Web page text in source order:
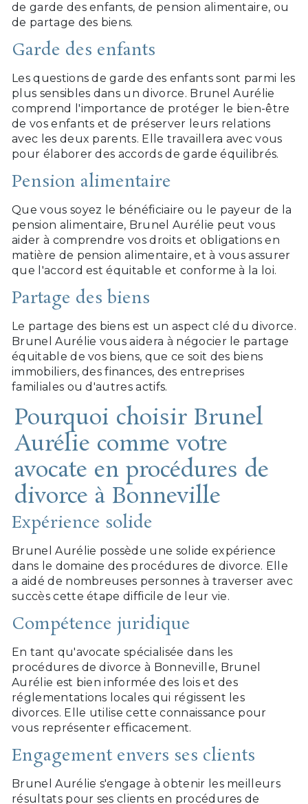
de garde des enfants, de pension alimentaire, ou
de partage des biens.
Garde des enfants
Les questions de garde des enfants sont parmi les
plus sensibles dans un divorce. Brunel Aurélie
comprend l'importance de protéger le bien-être
de vos enfants et de préserver leurs relations
avec les deux parents. Elle travaillera avec vous
pour élaborer des accords de garde équilibrés.
Pension alimentaire
Que vous soyez le bénéficiaire ou le payeur de la
pension alimentaire, Brunel Aurélie peut vous
aider à comprendre vos droits et obligations en
matière de pension alimentaire, et à vous assurer
que l'accord est équitable et conforme à la loi.
Partage des biens
Le partage des biens est un aspect clé du divorce.
Brunel Aurélie vous aidera à négocier le partage
équitable de vos biens, que ce soit des biens
immobiliers, des finances, des entreprises
familiales ou d'autres actifs.
Pourquoi choisir Brunel
Aurélie comme votre
avocate en procédures de
divorce à Bonneville
Expérience solide
Brunel Aurélie possède une solide expérience
dans le domaine des procédures de divorce. Elle
a aidé de nombreuses personnes à traverser avec
succès cette étape difficile de leur vie.
Compétence juridique
En tant qu'avocate spécialisée dans les
procédures de divorce à Bonneville, Brunel
Aurélie est bien informée des lois et des
réglementations locales qui régissent les
divorces. Elle utilise cette connaissance pour
vous représenter efficacement.
Engagement envers ses clients
Brunel Aurélie s'engage à obtenir les meilleurs
résultats pour ses clients en procédures de